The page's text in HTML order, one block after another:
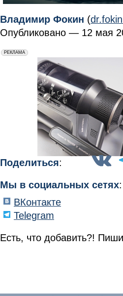
Владимир Фокин (
Опубликовано — 12 мая
erid: 2VfnxxmNzs5
РЕКЛАМА
Поделиться:
Мы в социальных сетях:
ВКонтакте
Telegram
Есть, что добавить?!